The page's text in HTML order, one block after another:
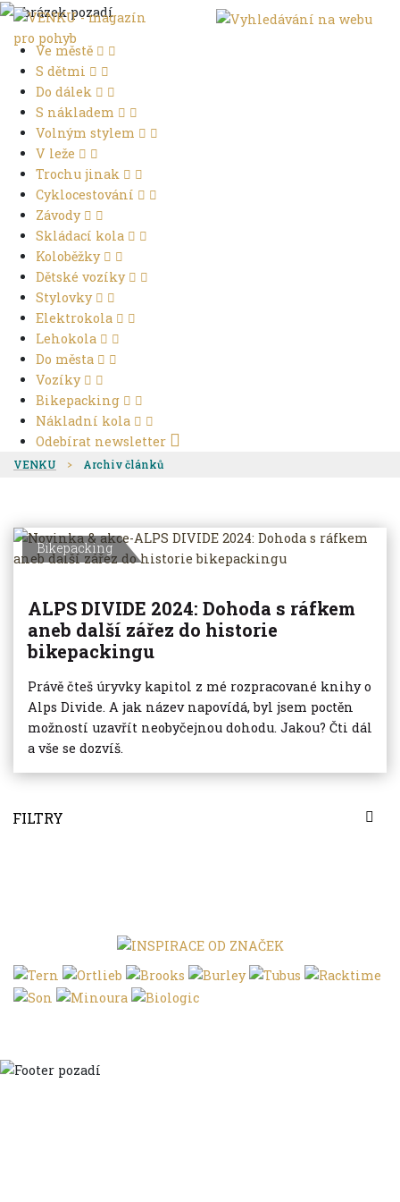
Ve městě
S dětmi
Do dálek
S nákladem
Volným stylem
V leže
Trochu jinak
Cyklocestování
Závody
Skládací kola
Koloběžky
Dětské vozíky
Stylovky
Elektrokola
Lehokola
Do města
Vozíky
Bikepacking
Nákladní kola
Odebírat newsletter
VENKU Archiv článků
FILTRY
Bikepacking
ALPS DIVIDE 2024: Dohoda s ráfkem
aneb další zářez do historie
bikepackingu
Právě čteš úryvky kapitol z mé rozpracované knihy o
Alps Divide. A jak název napovídá, byl jsem poctěn
možností uzavřít neobyčejnou dohodu. Jakou? Čti dál
a vše se dozvíš.